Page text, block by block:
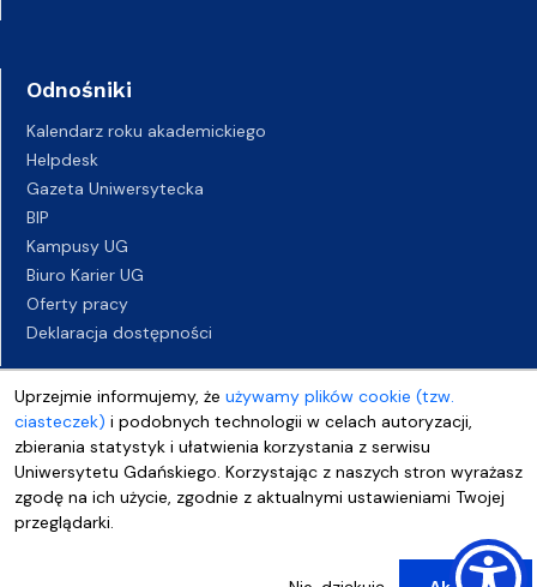
Uprzejmie informujemy, że używamy plików cookie (tzw.
ciasteczek) i podobnych technologii w celach autoryzacji,
zbierania statystyk i ułatwienia korzystania z serwisu
Uniwersytetu Gdańskiego. Korzystając z naszych stron wyrażasz
zgodę na ich użycie, zgodnie z aktualnymi ustawieniami Twojej
przeglądarki.
Odnośniki
Kalendarz roku akademickiego
Helpdesk
Gazeta Uniwersytecka
BIP
Kampusy UG
Biuro Karier UG
Oferty pracy
Deklaracja dostępności